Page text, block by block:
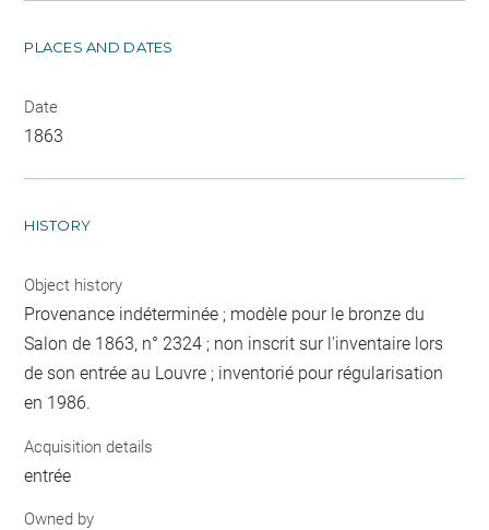
PLACES AND DATES
Date
1863
HISTORY
Object history
Provenance indéterminée ; modèle pour le bronze du
Salon de 1863, n° 2324 ; non inscrit sur l'inventaire lors
de son entrée au Louvre ; inventorié pour régularisation
en 1986.
Acquisition details
entrée
Owned by